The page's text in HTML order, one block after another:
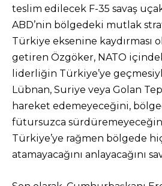
teslim edilecek F-35 savaş
ABD’nin bölgedeki mutlak
Türkiye eksenine kaydırması
getiren Özgöker, NATO
liderliğin Türkiye’ye
Lübnan, Suriye veya Golan
hareket edemeyeceğini,
fütursuzca
Türkiye’ye rağmen bölgede
atamayacağını anlayacağını